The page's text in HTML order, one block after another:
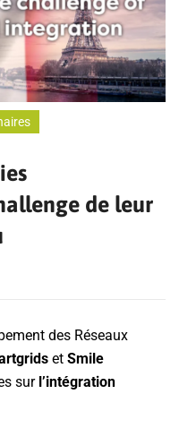
de leur
des Réseaux
et Smile
sur l’intégration